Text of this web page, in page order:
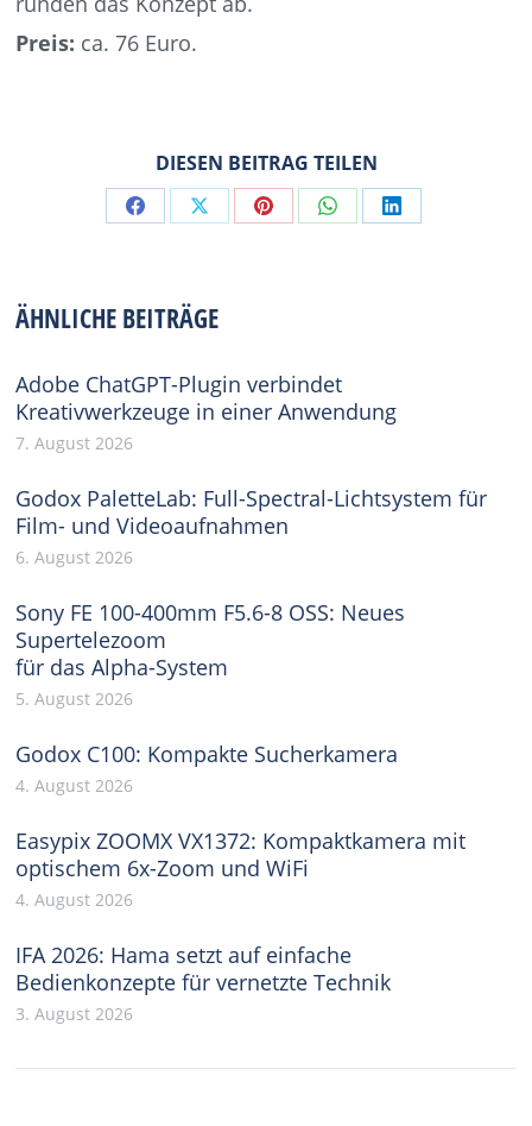
Preis: ca. 76 Euro.
DIESEN BEITRAG TEILEN
Share Share Share Share Share
ÄHNLICHE BEITRÄGE
Adobe ChatGPT-Plugin verbindet
Kreativwerkzeuge in einer Anwendung
7. August 2026
Godox PaletteLab: Full-Spectral-Lichtsystem für
Film- und Videoaufnahmen
6. August 2026
Sony FE 100-400mm F5.6-8 OSS: Neues
Supertelezoom
für das Alpha-System
5. August 2026
Godox C100: Kompakte Sucherkamera
4. August 2026
Easypix ZOOMX VX1372: Kompaktkamera mit
optischem 6x-Zoom und WiFi
4. August 2026
IFA 2026: Hama setzt auf einfache
Bedienkonzepte für vernetzte Technik
3. August 2026